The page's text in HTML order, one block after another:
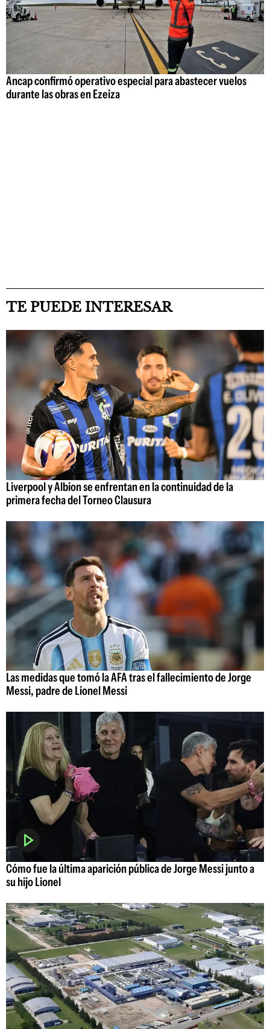
Ancap confirmó operativo especial para abastecer vuelos
durante las obras en Ezeiza
TE PUEDE INTERESAR
Liverpool y Albion se enfrentan en la continuidad de la
primera fecha del Torneo Clausura
Las medidas que tomó la AFA tras el fallecimiento de Jorge
Messi, padre de Lionel Messi
Cómo fue la última aparición pública de Jorge Messi junto a
su hijo Lionel